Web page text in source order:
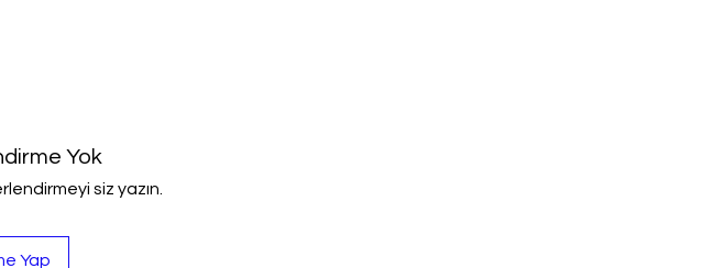
Yok
siz yazın.
Yap